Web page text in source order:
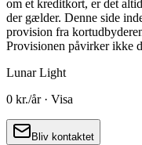
om et kreditkort, er det
der gælder. Denne side
provision fra
Provisionen påvirker ikke
Lunar Light
0 kr./år · Visa
Bliv kontaktet